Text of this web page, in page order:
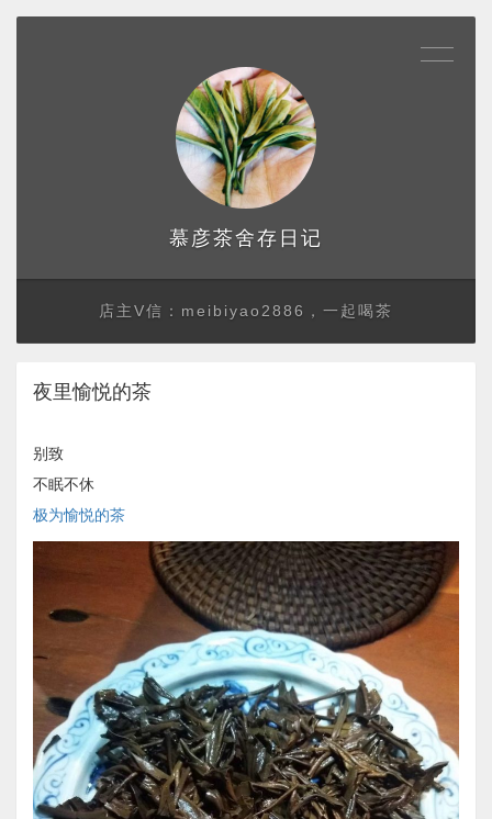
慕彦茶舍存日记
店主V信：meibiyao2886，一起喝茶
夜里愉悦的茶
别致
不眠不休
极为愉悦的茶